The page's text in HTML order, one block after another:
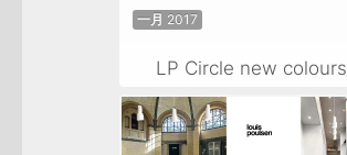
一月 2017
LP Circle new colours